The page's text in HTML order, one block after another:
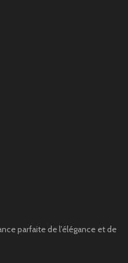
parfaite de l’élégance et de